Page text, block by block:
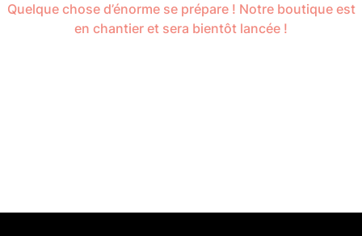
Quelque chose d’énorme se prépare ! Notre boutique est
en chantier et sera bientôt lancée !